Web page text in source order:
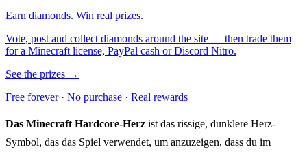
Earn diamonds. Win real prizes.
Vote, post and collect diamonds around the site — then trade them
for a Minecraft license, PayPal cash or Discord Nitro.
See the prizes →
Free forever · No purchase · Real rewards
Das Minecraft Hardcore-Herz ist das rissige, dunklere Herz-
Symbol, das das Spiel verwendet, um anzuzeigen, dass du im